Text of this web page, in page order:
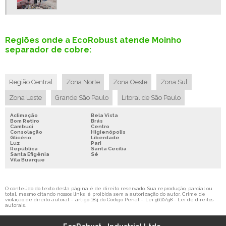
PROJETO TRITURADOR DE COBRE
TRITURADOR DE FIO DE COBRE
TRITURADOR DE CABO DE COBRE
RECICLAGEM DE COBRE PREÇO
RECICLAGEM DE FIOS
RECICLAGEM DE METAIS NÃO FERROSOS
SEPARADOR DE METAIS
SUCATA DE COBRE VALOR
VENDA DE SUCATA DE COBRE
Regiões onde a EcoRobust atende Moinho
separador de cobre:
Região Central Zona Norte Zona Oeste Zona Sul
Zona Leste Grande São Paulo Litoral de São Paulo
Aclimação
Bela Vista
Bom Retiro
Brás
Cambuci
Centro
Consolação
Higienópolis
Glicério
Liberdade
Luz
Pari
República
Santa Cecília
Santa Efigênia
Sé
Vila Buarque
O conteúdo do texto desta página é de direito reservado. Sua reprodução, parcial ou
total, mesmo citando nossos links, é proibida sem a autorização do autor. Crime de
violação de direito autoral – artigo 184 do Código Penal – Lei 9610/98 - Lei de direitos
autorais